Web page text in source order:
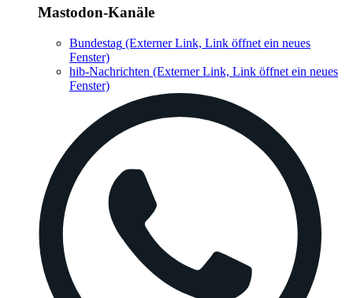
Mastodon-Kanäle
Bundestag (Externer Link, Link öffnet ein neues
Fenster)
hib-Nachrichten (Externer Link, Link öffnet ein neues
Fenster)